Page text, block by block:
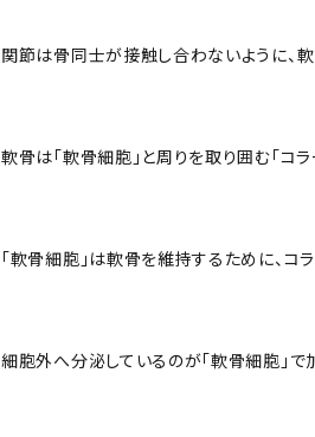
関節は骨同士が接触し合わないように、軟
軟骨は「軟骨細胞」と周りを取り囲む「コラ
「軟骨細胞」は軟骨を維持するために、コ
細胞外へ分泌しているのが「軟骨細胞」